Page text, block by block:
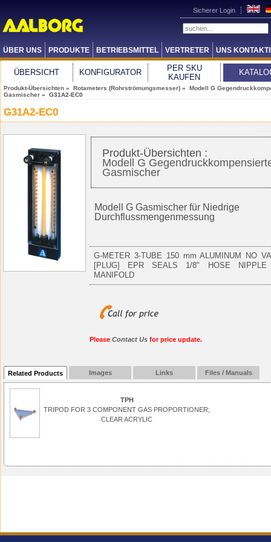
Sicherer Login
ÜBER UNS PRODUKTE BETRIEBSMITTEL VERTRETER UNS
ÜBERSICHT KONFIGURATOR
PER SKU
KAUFEN
Produkt-Übersichten » Rotameters (Rohrströmungsmesser) » Modell G
Gasmischer » G31A2-EC0
G31A2-EC0
Produkt-Übersichten :
Modell G
Gasmischer
Modell G Gasmischer für Niedrige
Durchflussmengenmessung
G-METER 3-TUBE 150 mm ALUMINUM NO
[PLUG] EPR SEALS 1/8" HOSE NIPPLE
MANIFOLD
Please Contact Us for price update.
Related Products Images Links Files / Manuals
TPH
TRIPOD FOR 3 COMPONENT GAS PROPORTIONER;
CLEAR ACRYLIC